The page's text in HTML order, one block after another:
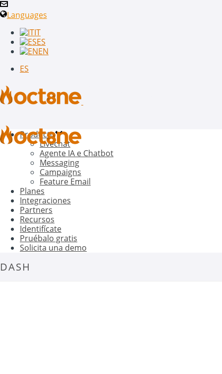
Languages
IT
ES
EN
ES
Producto
Livechat
Agente IA e Chatbot
Messaging
Campaigns
Feature Email
Planes
Integraciones
Partners
Recursos
Identifícate
Pruébalo gratis
Solicita una demo
DASH